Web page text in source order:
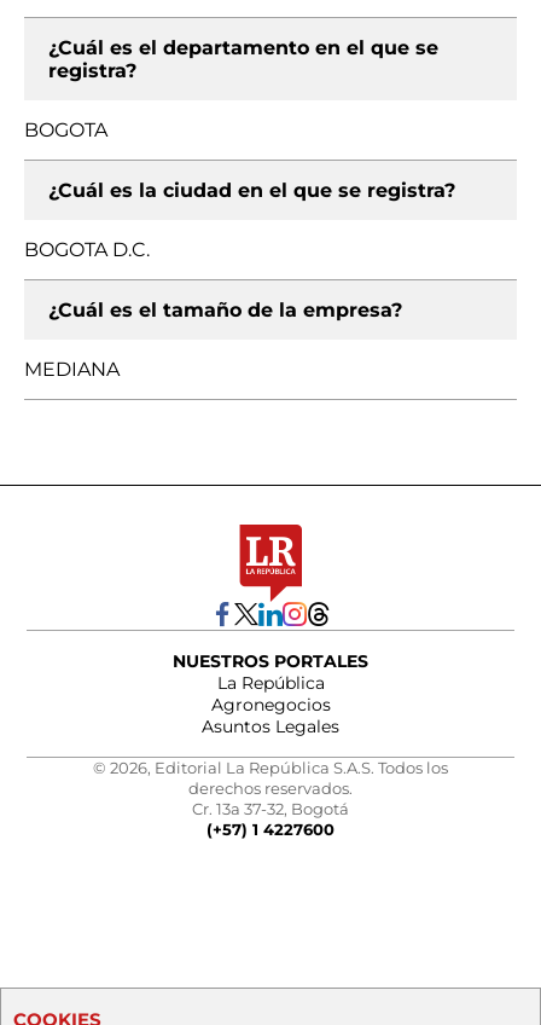
¿Cuál es el departamento en el que se
registra?
BOGOTA
¿Cuál es la ciudad en el que se registra?
BOGOTA D.C.
¿Cuál es el tamaño de la empresa?
MEDIANA
NUESTROS PORTALES
La República
Agronegocios
Asuntos Legales
© 2026, Editorial La República S.A.S. Todos los
derechos reservados.
Cr. 13a 37-32, Bogotá
(+57) 1 4227600
COOKIES